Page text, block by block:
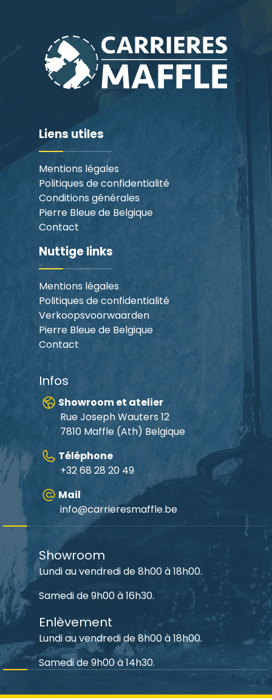
Liens utiles
Mentions légales
Politiques de confidentialité
Conditions générales
Pierre Bleue de Belgique
Contact
Nuttige links
Mentions légales
Politiques de confidentialité
Verkoopsvoorwaarden
Pierre Bleue de Belgique
Contact
Infos
Showroom et atelier
Rue Joseph Wauters 12
7810 Maffle (Ath) Belgique
Téléphone
+32 68 28 20 49
Mail
info@carrieresmaffle.be
Showroom
Lundi au vendredi de 8h00 à 18h00.
Samedi de 9h00 à 16h30.
Enlèvement
Lundi au vendredi de 8h00 à 18h00.
Samedi de 9h00 à 14h30.